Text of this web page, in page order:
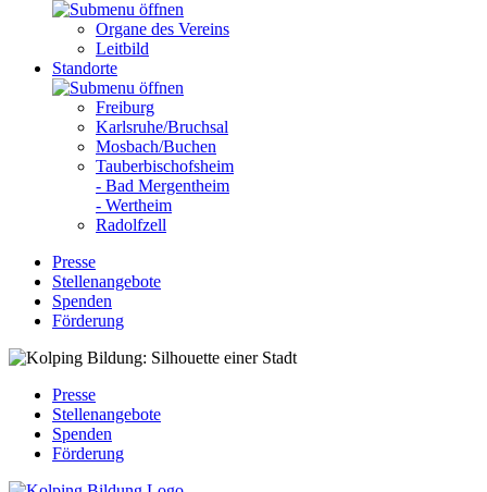
Organe des Vereins
Leitbild
Standorte
Freiburg
Karlsruhe/Bruchsal
Mosbach/Buchen
Tauberbischofsheim
- Bad Mergentheim
- Wertheim
Radolfzell
Presse
Stellenangebote
Spenden
Förderung
Presse
Stellenangebote
Spenden
Förderung